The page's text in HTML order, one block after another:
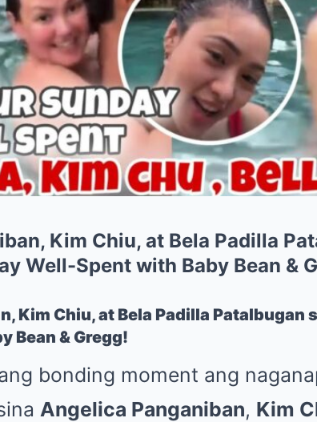
Kim Chiu, at Bela Padilla
Well-Spent with Baby Bean &
Kim Chiu, at Bela Padilla Patalbugan
Bean & Gregg!
bonding moment ang
Angelica Panganiban, Kim